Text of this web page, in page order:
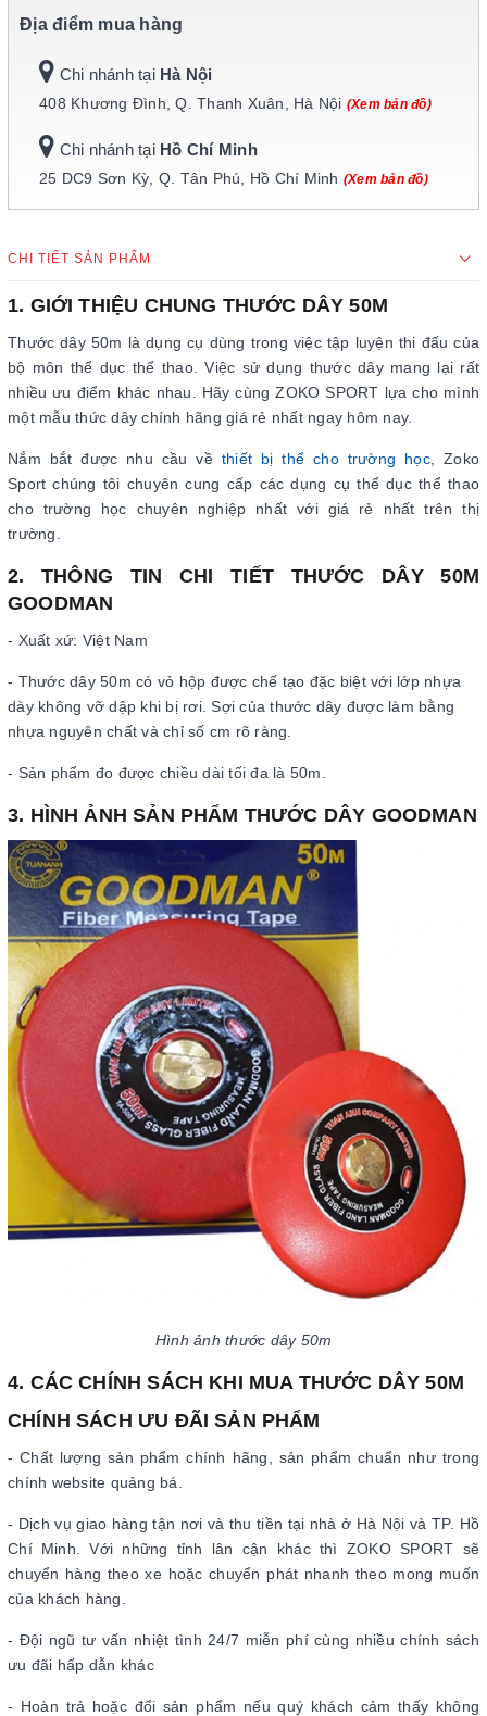
Địa điểm mua hàng
Chi nhánh tại Hà Nội
408 Khương Đình, Q. Thanh Xuân, Hà Nội (Xem bản đồ)
Chi nhánh tại Hồ Chí Minh
25 DC9 Sơn Kỳ, Q. Tân Phú, Hồ Chí Minh (Xem bản đồ)
CHI TIẾT SẢN PHẨM
1. GIỚI THIỆU CHUNG THƯỚC DÂY 50M
Thước dây 50m là dụng cụ dùng trong việc tập luyện thi đấu của
bộ môn thể dục thể thao. Việc sử dụng thước dây mang lại rất
nhiều ưu điểm khác nhau. Hãy cùng ZOKO SPORT lựa cho mình
một mẫu thức dây chính hãng giá rẻ nhất ngay hôm nay.
Nắm bắt được nhu cầu về thiết bị thể cho trường học, Zoko
Sport chúng tôi chuyên cung cấp các dụng cụ thể dục thể thao
cho trường học chuyên nghiệp nhất với giá rẻ nhất trên thị
trường.
2. THÔNG TIN CHI TIẾT THƯỚC DÂY 50M
GOODMAN
- Xuất xứ: Việt Nam
- Thước dây 50m có vỏ hộp được chế tạo đặc biệt với lớp nhựa
dày không vỡ dập khi bị rơi. Sợi của thước dây được làm bằng
nhựa nguyên chất và chỉ số cm rõ ràng.
- Sản phẩm đo được chiều dài tối đa là 50m.
3. HÌNH ẢNH SẢN PHẨM THƯỚC DÂY GOODMAN
Hình ảnh thước dây 50m
4. CÁC CHÍNH SÁCH KHI MUA THƯỚC DÂY 50M
CHÍNH SÁCH ƯU ĐÃI SẢN PHẨM
- Chất lượng sản phẩm chính hãng, sản phẩm chuẩn như trong
chính website quảng bá.
- Dịch vụ giao hàng tận nơi và thu tiền tại nhà ở Hà Nội và TP. Hồ
Chí Minh. Với những tỉnh lân cận khác thì ZOKO SPORT sẽ
chuyển hàng theo xe hoặc chuyển phát nhanh theo mong muốn
của khách hàng.
- Đội ngũ tư vấn nhiệt tình 24/7 miễn phí cùng nhiều chính sách
ưu đãi hấp dẫn khác
- Hoàn trả hoặc đổi sản phẩm nếu quý khách cảm thấy không